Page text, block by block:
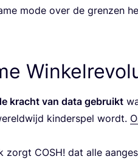
mode over de gren­zen
kracht van data gebruikt
kin­der­spel wordt.
zorgt COSH! dat alle